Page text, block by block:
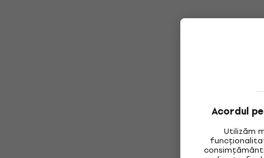
Acordul
Utilizăm